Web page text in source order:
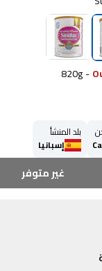
820g-
بلد المنشأ
إسبانيا
غير متوفر